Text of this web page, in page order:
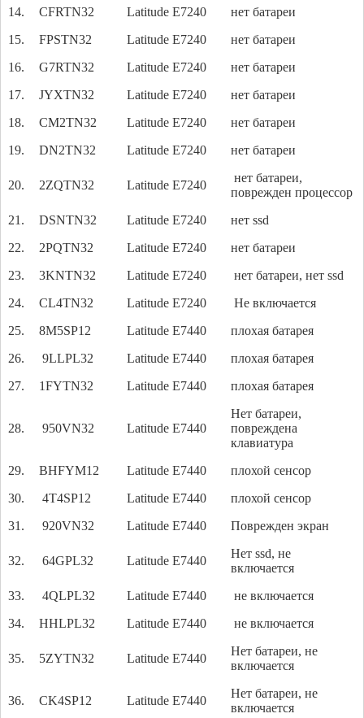
14.
CFRTN32 Latitude E7240
нет батареи
15.
FPSTN32 Latitude E7240
нет батареи
16.
G7RTN32 Latitude E7240
нет батареи
17.
JYXTN32 Latitude E7240
нет батареи
18.
CM2TN32 Latitude E7240
нет батареи
19.
DN2TN32 Latitude E7240 нет батареи
20. 2ZQTN32 Latitude E7240
нет батареи,
поврежден процессор
21.
DSNTN32 Latitude E7240
нет ssd
22.
2PQTN32 Latitude E7240
нет батареи
23.
3KNTN32 Latitude E7240
нет батареи, нет ssd
24.
CL4TN32 Latitude E7240
Не включается
25.
8M5SP12 Latitude E7440
плохая батарея
26.
9LLPL32 Latitude E7440
плохая батарея
27.
1FYTN32 Latitude E7440 плохая батарея
28. 950VN32 Latitude E7440
Нет батареи,
повреждена
клавиатура
29.
BHFYM12 Latitude E7440
плохой сенсор
30.
4T4SP12 Latitude E7440
плохой сенсор
31.
920VN32 Latitude E7440 Поврежден экран
32. 64GPL32 Latitude E7440
Нет ssd, не
включается
33.
4QLPL32 Latitude E7440
не включается
34.
HHLPL32 Latitude E7440 не включается
35. 5ZYTN32 Latitude E7440
Нет батареи, не
включается
36. CK4SP12 Latitude E7440
Нет батареи, не
включается